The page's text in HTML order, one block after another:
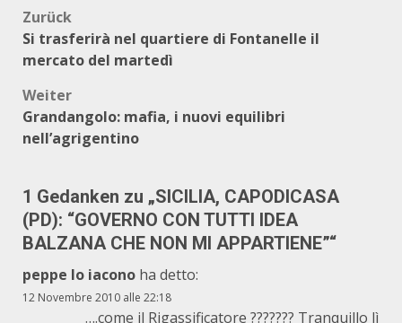
Beitragsnavigation
Zurück
Si trasferirà nel quartiere di Fontanelle il
mercato del martedì
Weiter
Grandangolo: mafia, i nuovi equilibri
nell’agrigentino
1 Gedanken zu „SICILIA, CAPODICASA
(PD): “GOVERNO CON TUTTI IDEA
BALZANA CHE NON MI APPARTIENE”“
peppe lo iacono ha detto:
12 Novembre 2010 alle 22:18
….come il Rigassificatore ??????? Tranquillo lì